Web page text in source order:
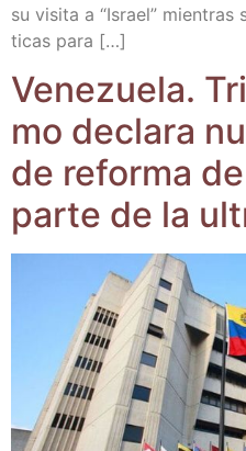
su visi­ta a “Israel”
ti­cas para […]
Vene­zue­la.
mo decla­ra
de refor­ma
par­te de la